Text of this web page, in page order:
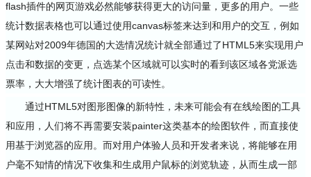
flash插件的网页游戏必然能够获得更大的访问量，更多的用户。一些
统计数据表格也可以通过使用canvas标签来达到和用户的交互，例如
某网站对2009年德国的大选情况统计就全部通过了HTML5来实现用户
点击和数据的变更，点选某个区域就可以实时的看到该区域各党派选
票率，大大增强了统计图表的可读性。
通过HTML5对图形图像的新特性，未来可能会有在线绘图的工具
和应用，人们将不再需要安装painter这类基本的绘图软件，而直接使
用基于浏览器的应用。而对用户体验人员和开发者来说，将能够在用
户毫不知情的情况下收集和生成用户鼠标的浏览轨迹，从而生成一部